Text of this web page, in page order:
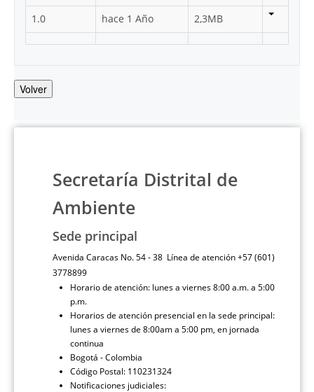
1.0
hace 1 Año 2,3MB
Volver
Secretaría Distrital de
Ambiente
Sede principal
Avenida Caracas No. 54 - 38 Línea de atención +57 (601)
3778899
Horario de atención: lunes a viernes 8:00 a.m. a 5:00
p.m.
Horarios de atención presencial en la sede principal:
lunes a viernes de 8:00am a 5:00 pm, en jornada
continua
Bogotá - Colombia
Código Postal: 110231324
Notificaciones judiciales: